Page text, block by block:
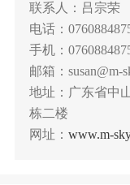
联系人：吕宗荣
电话：
手机：
邮箱：susan@m-
地址：广东省中
栋二楼
网址： www.m-